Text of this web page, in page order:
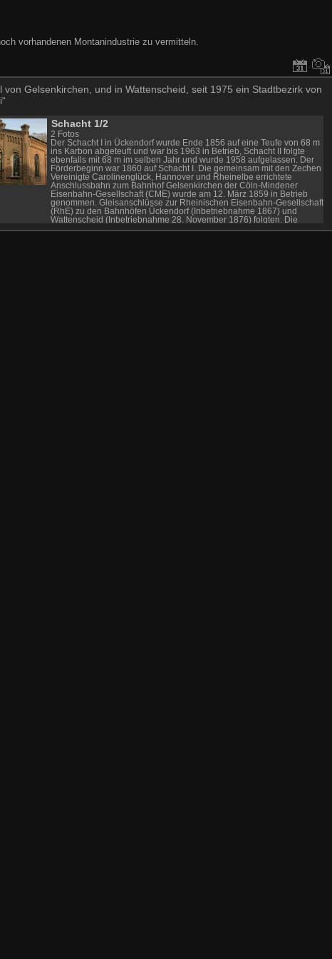
vorhandenen Montanindustrie zu vermitteln.
Gelsenkirchen, und in Wattenscheid, seit 1975 ein Stadtbezirk von
Schacht 1/2
2 Fotos
Der Schacht I in Ückendorf wurde Ende 1856 auf eine Teufe von 68 m
ins Karbon abgeteuft und war bis 1963 in Betrieb, Schacht II folgte
ebenfalls mit 68 m im selben Jahr und wurde 1958 aufgelassen. Der
Förderbeginn war 1860 auf Schacht I. Die gemeinsam mit den Zechen
Vereinigte Carolinenglück, Hannover und Rheinelbe errichtete
Anschlussbahn zum Bahnhof Gelsenkirchen der Cöln-Mindener
Eisenbahn-Gesellschaft (CME) wurde am 12. März 1859 in Betrieb
genommen. Gleisanschlüsse zur Rheinischen Eisenbahn-Gesellschaft
(RhE) zu den Bahnhöfen Ückendorf (Inbetriebnahme 1867) und
Wattenscheid (Inbetriebnahme 28. November 1876) folgten. Die
Fördertürme der Zeche Holland I/II in Gelsenkirchen sind